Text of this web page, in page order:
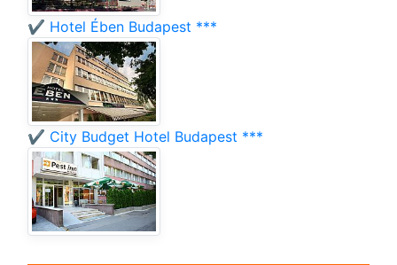
✔️ Hotel Ében Budapest ***
✔️ City Budget Hotel Budapest ***